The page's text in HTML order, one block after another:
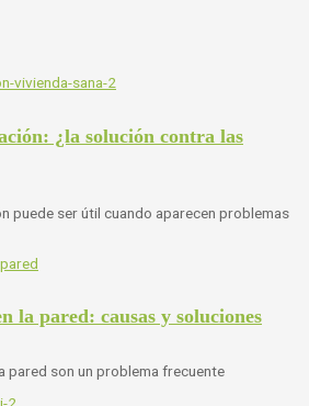
¿la solución contra las
puede ser útil cuando aparecen problemas
la pared: causas y soluciones
pared son un problema frecuente